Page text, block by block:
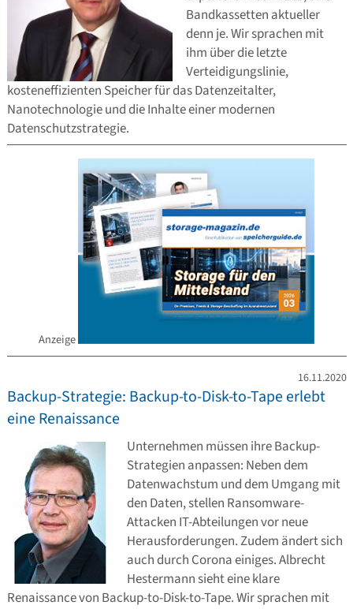
Bandkassetten aktueller
denn je. Wir sprachen mit
ihm über die letzte
Verteidigungslinie,
kosteneffizienten Speicher für das Datenzeitalter,
Nanotechnologie und die Inhalte einer modernen
Datenschutzstrategie.
Anzeige
16.11.2020
Backup-Strategie: Backup-to-Disk-to-Tape erlebt
eine Renaissance
Unternehmen müssen ihre Backup-
Strategien anpassen: Neben dem
Datenwachstum und dem Umgang mit
den Daten, stellen Ransomware-
Attacken IT-Abteilungen vor neue
Herausforderungen. Zudem ändert sich
auch durch Corona einiges. Albrecht
Hestermann sieht eine klare
Renaissance von Backup-to-Disk-to-Tape. Wir sprachen mit